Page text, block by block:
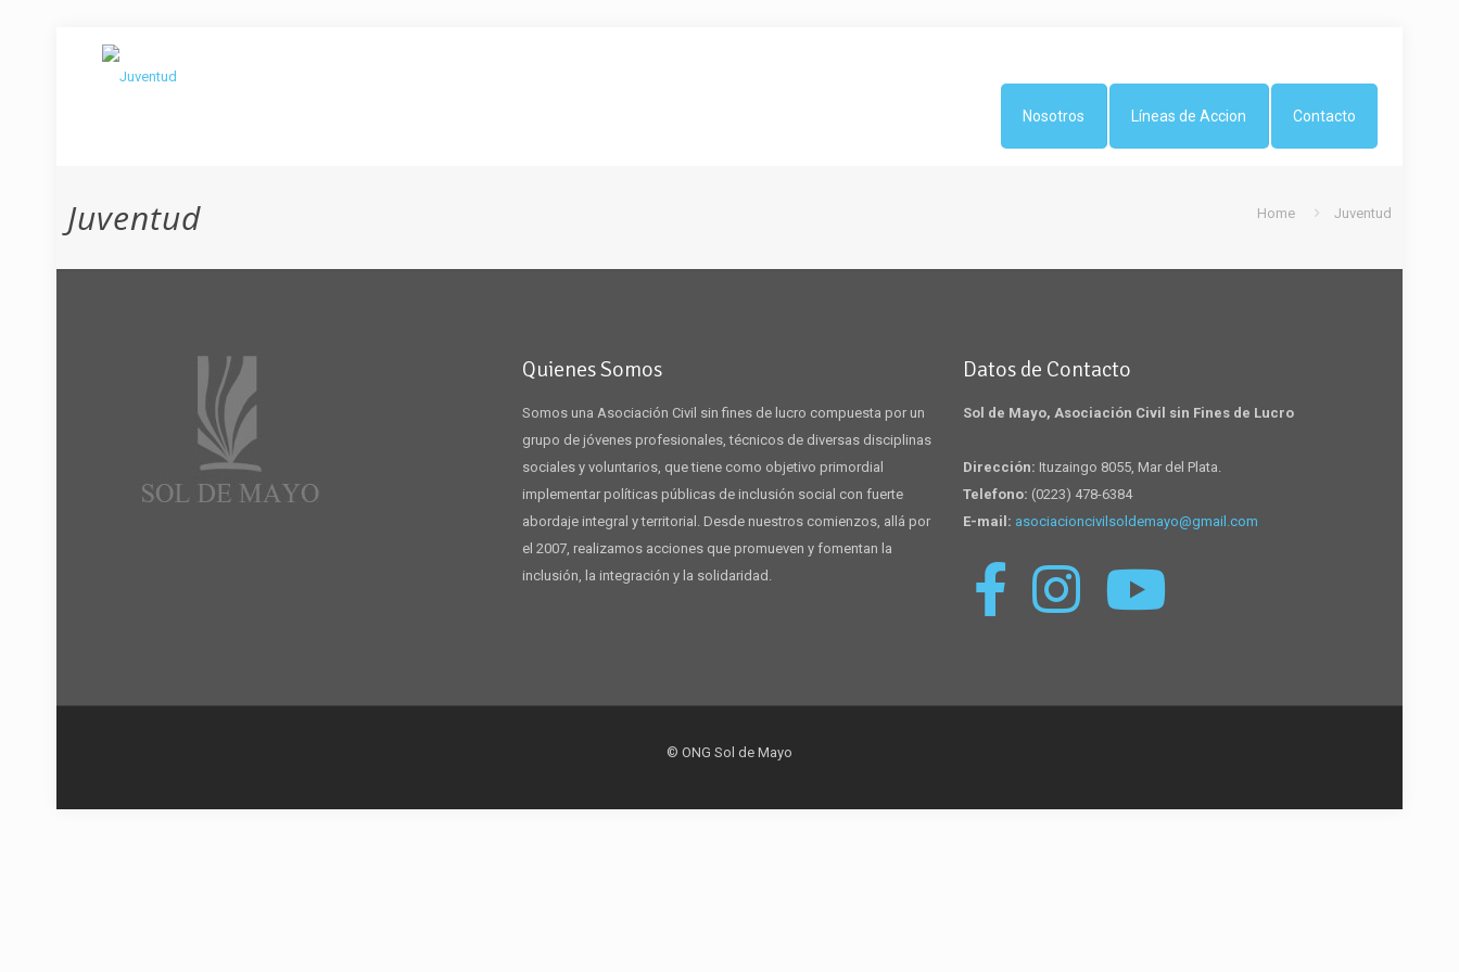
Nosotros Líneas de Accion Contacto
Juventud Home Juventud
Quienes Somos
Somos una Asociación Civil sin fines de lucro compuesta por un
grupo de jóvenes profesionales, técnicos de diversas disciplinas
sociales y voluntarios, que tiene como objetivo primordial
implementar políticas públicas de inclusión social con fuerte
abordaje integral y territorial. Desde nuestros comienzos, allá por
el 2007, realizamos acciones que promueven y fomentan la
inclusión, la integración y la solidaridad.
Datos de Contacto
Sol de Mayo, Asociación Civil sin Fines de Lucro
Dirección: Ituzaingo 8055, Mar del Plata.
Telefono: (0223) 478-6384
E-mail: asociacioncivilsoldemayo@gmail.com
© ONG Sol de Mayo